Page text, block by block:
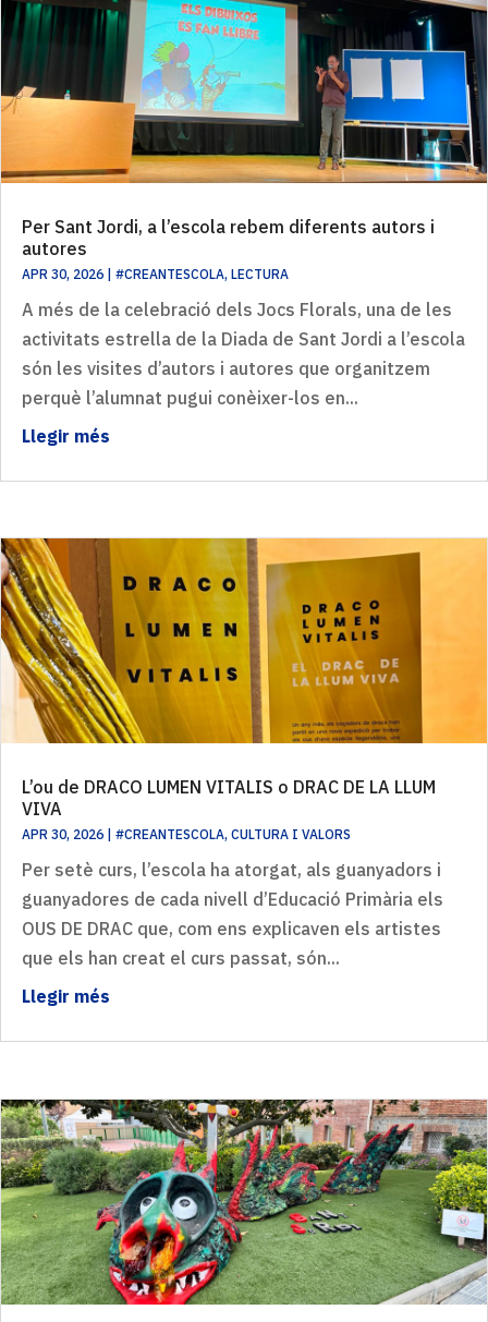
Per Sant Jordi, a l’escola rebem diferents autors i
autores
APR 30, 2026 #CREANTESCOLA, LECTURA
A més de la celebració dels Jocs Florals, una de les
activitats estrella de la Diada de Sant Jordi a l’escola
són les visites d’autors i autores que organitzem
perquè l’alumnat pugui conèixer-los en...
Llegir més
L’ou de DRACO LUMEN VITALIS o DRAC DE LA LLUM
VIVA
APR 30, 2026 #CREANTESCOLA, CULTURA I VALORS
Per setè curs, l’escola ha atorgat, als guanyadors i
guanyadores de cada nivell d’Educació Primària els
OUS DE DRAC que, com ens explicaven els artistes
que els han creat el curs passat, són...
Llegir més